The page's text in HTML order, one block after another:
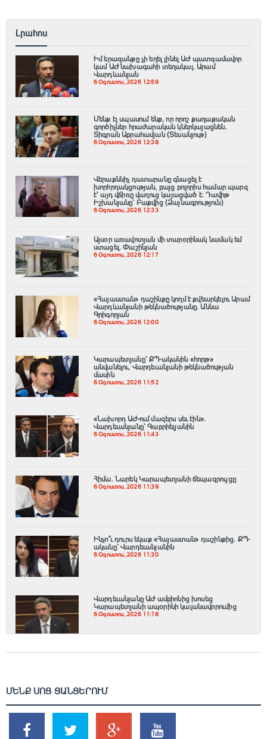
Լրահոս
Իմ երազանքը չի եղել լինել ԱԺ պատգամավոր
կամ ԱԺ նախագահի տեղակալ. Արամ
Վարդևանյան
6 Օգոստոս, 2026 12:59
Մենք էլ սպասում ենք, որ որոշ քաղաքական
գործիչներ հրաժարական կներկայացնեն.
Տիգրան Աբրահամյան (Տեսանյութ)
6 Օգոստոս, 2026 12:38
Վերաքննիչ դատարանը գնացել է
խորհրդակցության, բայց բոլորիս համար պարզ
է՝ այդ վճիռը վաղուց կայացված է. Դավիթ
Իշխանյանը՝ Բաքվից (Ձայնագրություն)
6 Օգոստոս, 2026 12:33
Այսօր առավոտյան մի տարօրինակ նամակ եմ
ստացել. Փաշինյան
6 Օգոստոս, 2026 12:17
«Հայաստան» դաշինքը կողմ է քվեարկելու Արամ
Վարդևանյանի թեկնածությանը․ Աննա
Գրիգորյան
6 Օգոստոս, 2026 12:00
Կարապետյանը՝ ՔՊ-ականին «հորթ»
անվանելու, Վարդեւանյանի թեկնածության
մասին
6 Օգոստոս, 2026 11:52
«Նախորդ ԱԺ-ում մազերս սեւ էին».
Վարդեւանյանը՝ Գաբրիելյանին
6 Օգոստոս, 2026 11:43
Հիմա. Նարեկ Կարապետյանի ճեպազրույցը
6 Օգոստոս, 2026 11:39
Ինչո՞ւ դուրս եկաք «Հայաստան» դաշինքից. ՔՊ-
ականը՝ Վարդեւանյանին
6 Օգոստոս, 2026 11:30
Վարդեւանյանը ԱԺ ամբիոնից խոսեց
Կարապետյանի ապօրինի կալանավորումից
6 Օգոստոս, 2026 11:18
ՄԵՆՔ ՍՈՑ ՑԱՆՑԵՐՈՒՄ
2k
SHARES
1.5k
TWEETS
203
SHARES
620
SHARES